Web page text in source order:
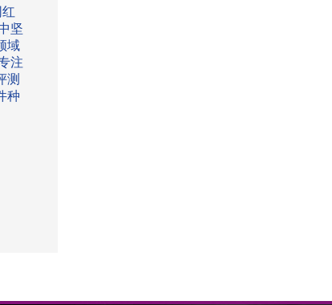
红
坚
域
注
测
种